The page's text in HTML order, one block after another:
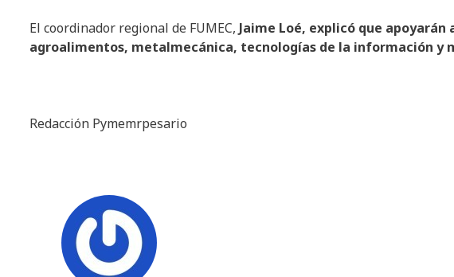
El coordinador regional de FUMEC, Jaime Loé, explicó que
agroalimentos, metalmecánica, tecnologías de la información y
Redacción Pymemrpesario